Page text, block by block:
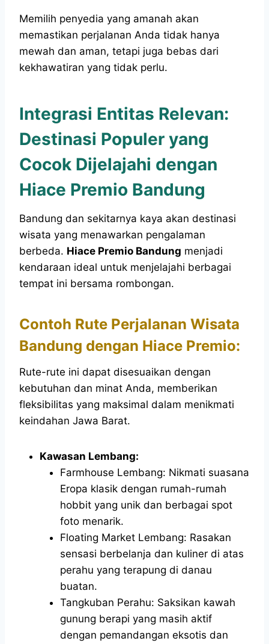
Memilih penyedia yang amanah akan
memastikan perjalanan Anda tidak hanya
mewah dan aman, tetapi juga bebas dari
kekhawatiran yang tidak perlu.
Integrasi Entitas Relevan:
Destinasi Populer yang
Cocok Dijelajahi dengan
Hiace Premio Bandung
Bandung dan sekitarnya kaya akan destinasi
wisata yang menawarkan pengalaman
berbeda. Hiace Premio Bandung menjadi
kendaraan ideal untuk menjelajahi berbagai
tempat ini bersama rombongan.
Contoh Rute Perjalanan Wisata
Bandung dengan Hiace Premio:
Rute-rute ini dapat disesuaikan dengan
kebutuhan dan minat Anda, memberikan
fleksibilitas yang maksimal dalam menikmati
keindahan Jawa Barat.
Kawasan Lembang:
Farmhouse Lembang: Nikmati suasana
Eropa klasik dengan rumah-rumah
hobbit yang unik dan berbagai spot
foto menarik.
Floating Market Lembang: Rasakan
sensasi berbelanja dan kuliner di atas
perahu yang terapung di danau
buatan.
Tangkuban Perahu: Saksikan kawah
gunung berapi yang masih aktif
dengan pemandangan eksotis dan